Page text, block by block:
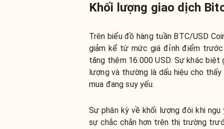
Khối lượng giao dịch
Trên biểu đồ hàng tuần BTC/USD
giảm kể từ mức giá đỉnh điểm
tăng thêm 16.000 USD. Sự khác
lượng và thường là dấu hiệu cho
mua đang suy yếu.
Sự phân kỳ về khối lượng đôi khi
sự chắc chắn hơn trên thị trường